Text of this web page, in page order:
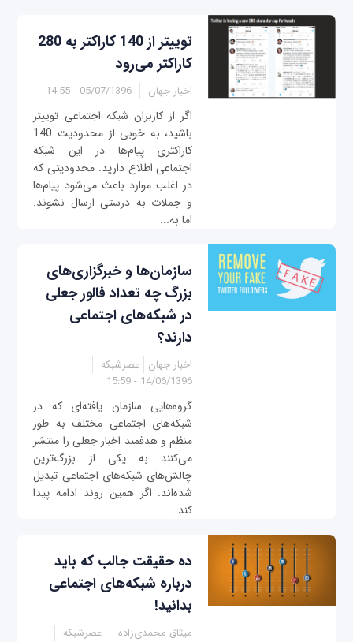
توییتر از 140 کاراکتر به 280
کاراکتر می‌رود
اخبار جهان 05/07/1396 - 14:55
اگر از کاربران شبکه اجتماعی توییتر
باشید، به خوبی از محدودیت 140
کاراکتری پیام‌ها در این شبکه
اجتماعی اطلاع دارید. محدودیتی که
در اغلب موارد باعث می‌شود پیام‌ها
و جملات به درستی ارسال نشوند.
اما به...
سازمان‌ها و خبرگزاری‌های
بزرگ چه تعداد فالور جعلی
در شبکه‌های اجتماعی
دارند؟
اخبار جهان عصرشبکه
14/06/1396 - 15:59
گروه‌هایی سازمان یافته‌ای که در
شبکه‌های اجتماعی مختلف به طور
منظم و هدفمند اخبار جعلی را منتشر
می‌کنند به یکی از بزرگ‌ترین
چالش‌های شبکه‌های اجتماعی تبدیل
شده‌اند. اگر همین روند ادامه پیدا
کند...
ده حقیقت جالب که باید
درباره شبکه‌های اجتماعی
بدانید!
میثاق محمدی‌زاده
عصرشبکه